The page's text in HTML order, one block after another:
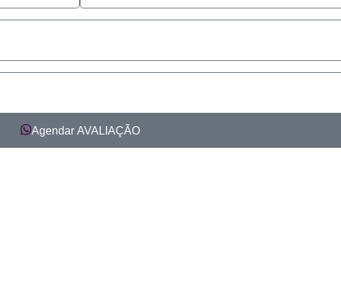
Agendar AVALIAÇÃO